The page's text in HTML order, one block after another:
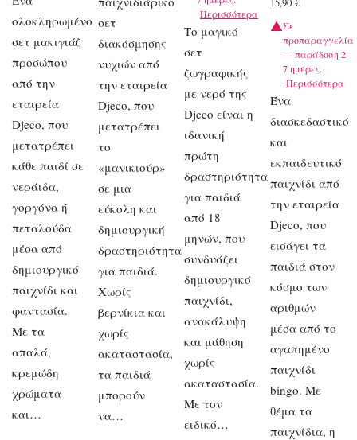
ολοκληρωμένο
σετ μακιγιάζ
προσώπου
από την
εταιρεία
Djeco, που
μετατρέπει
κάθε παιδί σε
νεράιδα,
γοργόνα ή
πεταλούδα
μέσα από
δημιουργικό
παιχνίδι και
φαντασία.
Με τα
απαλά,
κρεμώδη
χρώματα
και…
σετ
διακόσμησης
νυχιών από
την εταιρεία
Djeco, που
μετατρέπει
το
«μανικιούρ»
σε μια
εύκολη και
δημιουργική
δραστηριότητα
για παιδιά.
Χωρίς
βερνίκια και
χωρίς
ακαταστασία,
τα παιδιά
μπορούν
να…
Περισσότερα
Το μαγικό
σετ
ζωγραφικής
με νερό της
Djeco είναι η
ιδανική
πρώτη
δραστηριότητα
για παιδιά
από 18
μηνών, που
συνδυάζει
δημιουργικό
παιχνίδι,
ανακάλυψη
και μάθηση
χωρίς
ακαταστασία.
Με τον
ειδικό…
Σε
προπαραγγελία
— παράδοση 2–
7 ημέρες.
Περισσότερα
Ένα
διασκεδαστικό
και
εκπαιδευτικό
παιχνίδι από
την εταιρεία
Djeco, που
εισάγει τα
παιδιά στον
κόσμο των
αριθμών
μέσα από το
αγαπημένο
παιχνίδι
bingo. Με
θέμα τα
παιχνίδια, η